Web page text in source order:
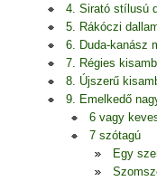
4. Sirató stílusú
5. Rákóczi
6. Duda-kanász
7. Régies
8. Újszerű
9. Emelkedő
6 vagy
7 szótagú
Egy